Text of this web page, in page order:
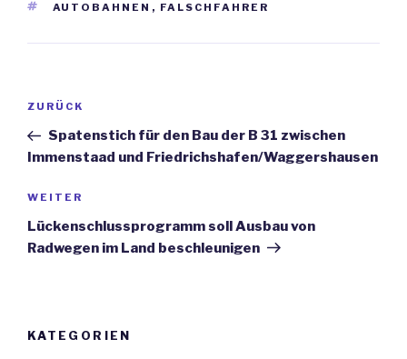
SCHLAGWÖRTER
AUTOBAHNEN , FALSCHFAHRER
Beitrags-
Vorheriger
Beitrag
ZURÜCK
Spatenstich für den Bau der B 31 zwischen
Immenstaad und Friedrichshafen/Waggershausen
Nächster
Beitrag
WEITER
Lückenschlussprogramm soll Ausbau von
Radwegen im Land beschleunigen
KATEGORIEN